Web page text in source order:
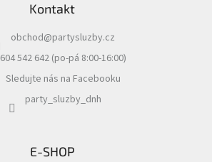
Kontakt
obchod@partysluzby.cz
604 542 642 (po-pá 8:00-16:00)
Sledujte nás na Facebooku
party_sluzby_dnh
E-SHOP